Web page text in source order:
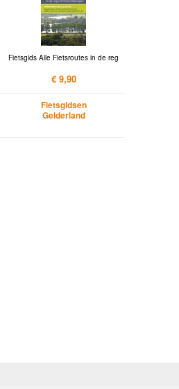
Fietsgids Alle Fietsroutes in de reg
€ 9,90
Fietsgidsen
Gelderland